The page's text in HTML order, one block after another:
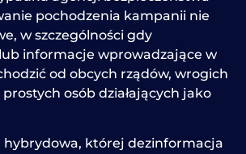
pochodzenia kampanii nie
w szczególności gdy
informacje wprowadzające w
od obcych rządów, wrogich
osób działających jako
hybrydowa, której dezinformacja